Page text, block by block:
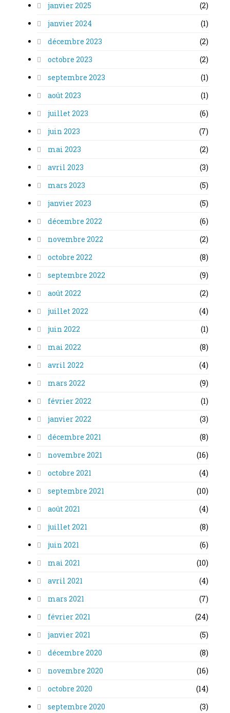
janvier 2025
(2)
janvier 2024
(1)
décembre 2023
(2)
octobre 2023
(2)
septembre 2023
(1)
août 2023
(1)
juillet 2023
(6)
juin 2023
(7)
mai 2023
(2)
avril 2023
(3)
mars 2023
(5)
janvier 2023
(5)
décembre 2022
(6)
novembre 2022
(2)
octobre 2022
(8)
septembre 2022
(9)
août 2022
(2)
juillet 2022
(4)
juin 2022
(1)
mai 2022
(8)
avril 2022
(4)
mars 2022
(9)
février 2022
(1)
janvier 2022
(3)
décembre 2021
(8)
novembre 2021
(16)
octobre 2021
(4)
septembre 2021
(10)
août 2021
(4)
juillet 2021
(8)
juin 2021
(6)
mai 2021
(10)
avril 2021
(4)
mars 2021
(7)
février 2021
(24)
janvier 2021
(5)
décembre 2020
(8)
novembre 2020
(16)
octobre 2020
(14)
septembre 2020
(3)